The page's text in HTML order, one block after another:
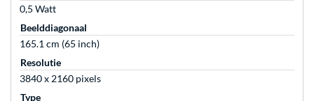
0,5 Watt
Beelddiagonaal
165.1 cm (65 inch)
Resolutie
3840 x 2160 pixels
Type